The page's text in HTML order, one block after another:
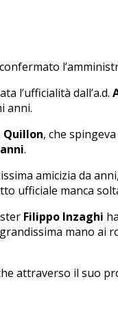
l’ufficialità dall’a.d.
anni.
Quillon, che
.
amicizia da
ufficiale manca
Filippo Inzaghi
mano ai
attraverso il suo